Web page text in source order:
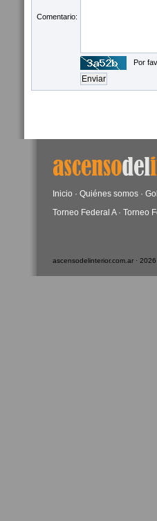
Comentario:
Por
Inicio · Quiénes somos ·
Torneo Federal A· Torneo
ascensodelinterior.com.ar ·